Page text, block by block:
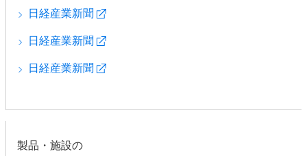
日経産業新聞
日経産業新聞
日経産業新聞
製品・施設の